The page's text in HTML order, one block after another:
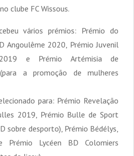
clube FC Wissous.
vários prémios: Prémio do
Angoulême 2020, Prémio Juvenil
2019 e Prémio Artémisia de
a promoção de mulheres
para: Prémio Revelação
2019, Prémio Bulle de Sport
sobre desporto), Prémio Bédélys,
Lycéen BD Colomiers